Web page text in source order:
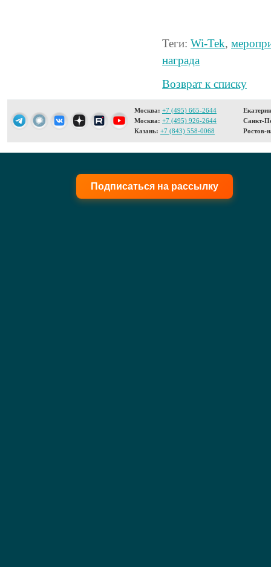
Теги: Wi-Tek,
награда
Возврат к списку
Москва: +7 (495) 665-2644
Москва: +7 (495) 926-2644
Казань: +7 (843) 558-0068
Санкт-
Ростов-
Подписаться на рассылку